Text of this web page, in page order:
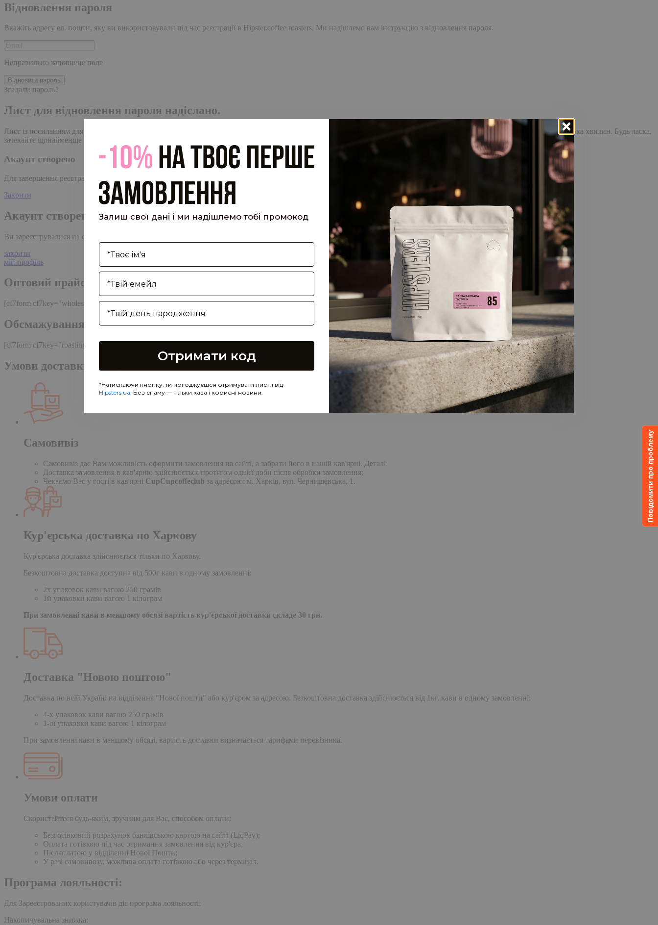
Повідомити про проблему
Відновлення пароля
Вкажіть адресу ел. пошти, яку ви використовували під час реєстрації в Hipster.coffee roasters. Ми надішлемо вам інструкцію з відновлення пароля.
Неправильно заповнене поле
Відновити пароль
Згадали пароль?
Лист для відновлення пароля надіслано.
Лист із посиланням для скидання пароля було надіслано на адресу електронної пошти, прив'язану до вашого облікового запису, доставка повідомлення може зайняти кілька хвилин. Будь ласка,
зачекайте щонайменше 10 хвилин, перш ніж ініціювати ще один запит.
Акаунт створено
Для завершення реєстрації, перейдіть за посиланням у листі, який було надіслано Вам на пошту!
Закрити
Акаунт створено
Ви зареєструвалися на сайті
roasters і вже можете користуватися особистим кабінетом, щоб отримувати знижки та відстежувати історію замовлень!
закрити
мій профіль
Оптовий прайс
[cf7form cf7key="wholesale-popup"]
Обсмажування кави
[cf7form cf7key="roasting-popup"]
Умови доставки та оплати
Самовивіз
Самовивіз дає Вам можливість оформити замовлення на сайті, а забрати його в нашій кав'ярні. Деталі:
Доставка замовлення в кав'ярню здійснюється протягом однієї доби після обробки замовлення;
Чекаємо Вас у гості в кав'ярні CupCupcoffeclub за адресою: м. Харків, вул. Чернишевська, 1.
Кур'єрська доставка по Харкову
Кур'єрська доставка здійснюється тільки по Харкову.
Безкоштовна доставка доступна від 500г кави в одному замовленні:
2х упаковок кави вагою 250 грамів
1й упаковки кави вагою 1 кілограм
При замовленні кави в меншому обсязі вартість кур'єрської доставки складе 30 грн.
Доставка "Новою поштою"
Доставка по всій Україні на відділення "Нової пошти" або кур'єром за адресою. Безкоштовна доставка здійснюється від 1кг. кави в одному замовленні:
4-х упаковок кави вагою 250 грамів
1-ої упаковки кави вагою 1 кілограм
При замовленні кави в меншому обсязі, вартість доставки визначається тарифами перевізника.
Умови оплати
Скористайтеся будь-яким, зручним для Вас, способом оплати:
Безготівковий розрахунок банківською картою на сайті (LiqPay);
Оплата готівкою під час отримання замовлення від кур'єра;
Післяплатою у відділенні Нової Пошти;
У разі самовивозу, можлива оплата готівкою або через термінал.
Програма лояльності:
Для Зареєстрованих користувачів діє програма лояльності:
Накопичувальна знижка:
Залиш свої дані і ми надішлемо тобі промокод
І'мя
Enter your email address
Birthday
Отримати код
*Натискаючи кнопку, ти погоджуєшся отримувати листи від
Hipsters.ua. Без спаму — тільки кава і корисні новини.